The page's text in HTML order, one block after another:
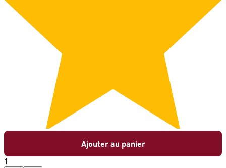
Ajouter au panier
1